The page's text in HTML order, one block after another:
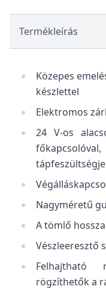
Termékleírás
Közepes
készlettel
Elektromos
24 V-os
Nagyméretű
A tömlő
Vészleeresztő
Felhajtható
rögzíthetők a